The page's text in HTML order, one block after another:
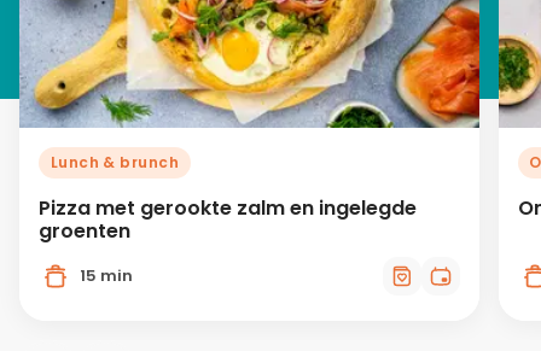
Lunch & brunch
Pizza met gerookte zalm en ingelegde
groenten
15 min